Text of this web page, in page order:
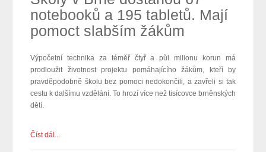
notebooků a 195 tabletů. Mají
pomoct slabším žákům
Výpočetní technika za téměř čtyř a půl milionu korun má
prodloužit životnost projektu pomáhajícího žákům, kteří by
pravděpodobně školu bez pomoci nedokončili, a zavřeli si tak
cestu k dalšímu vzdělání. To hrozí více než tisícovce brněnských
dětí.
Číst dál...